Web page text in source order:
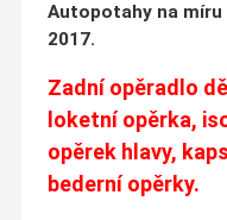
Autopotahy na míru
2017.
Zadní opěradlo
loketní opěrka,
opěrek hlavy,
bederní opěrky.